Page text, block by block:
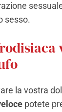
sesso.
la vostra
potete